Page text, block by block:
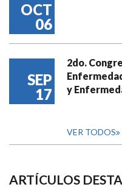
OCT
06
SEP
17
2do.
y
VER TODOS
ARTÍCULOS